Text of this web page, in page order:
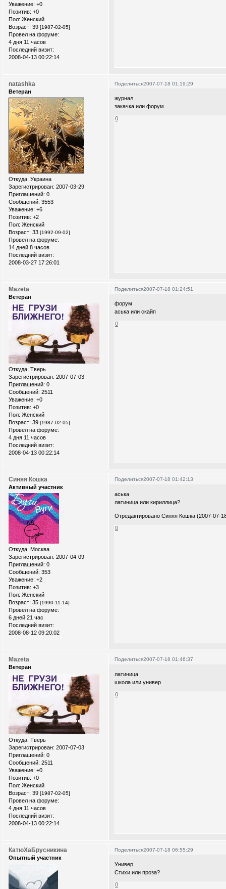
Уважение: +0
Позитив: +0
Пол: Женский
Возраст: 39 [1987-02-05]
Провел на форуме:
4 дня 11 часов
Последний визит:
2008-04-13 00:22:14
Поделиться2007-07-18 01:19:29
natashka
Ветеран
Откуда: Украина
Зарегистрирован: 2007-03-29
Приглашений: 0
Сообщений: 3553
Уважение: +6
Позитив: +2
Пол: Женский
Возраст: 33 [1992-09-02]
Провел на форуме:
14 дней 8 часов
Последний визит:
2008-03-27 17:26:01
журнал
закачка или форум
0
Поделиться2007-07-18 01:24:51
Mazeta
Ветеран
Откуда: Тверь
Зарегистрирован: 2007-07-03
Приглашений: 0
Сообщений: 2511
Уважение: +0
Позитив: +0
Пол: Женский
Возраст: 39 [1987-02-05]
Провел на форуме:
4 дня 11 часов
Последний визит:
2008-04-13 00:22:14
форум
аська или скайп
0
Поделиться2007-07-18 01:42:13
Синяя Кошка
Активный участник
Откуда: Москва
Зарегистрирован: 2007-04-09
Приглашений: 0
Сообщений: 353
Уважение: +2
Позитив: +3
Пол: Женский
Возраст: 35 [1990-11-14]
Провел на форуме:
6 дней 21 час
Последний визит:
2008-08-12 09:20:02
аська
латиница или кириллица?
Отредактировано Синяя Кошка (2007-07-
0
Поделиться2007-07-18 01:46:37
Mazeta
Ветеран
Откуда: Тверь
Зарегистрирован: 2007-07-03
Приглашений: 0
Сообщений: 2511
Уважение: +0
Позитив: +0
Пол: Женский
Возраст: 39 [1987-02-05]
Провел на форуме:
4 дня 11 часов
Последний визит:
2008-04-13 00:22:14
латиница
школа или универ
0
Поделиться2007-07-18 06:55:29
КатюХаБрусникина
Опытный участник
Универ
Стихи или проза?
0